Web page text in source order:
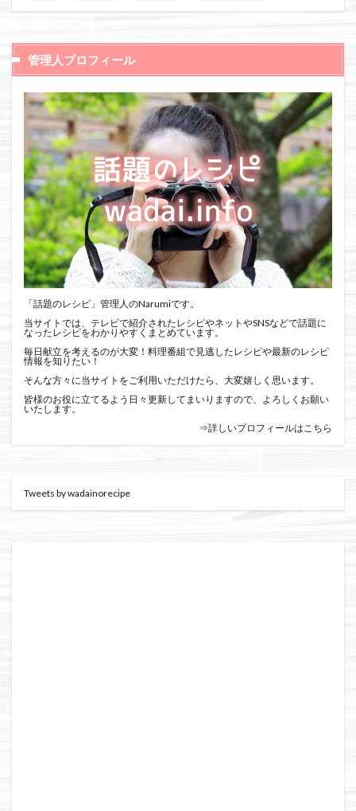
管理人プロフィール
「話題のレシピ」管理人のNarumiです。
当サイトでは、テレビで紹介されたレシピやネットやSNSなどで話題に
なったレシピをわかりやすくまとめています。
毎日献立を考えるのが大変！料理番組で見逃したレシピや最新のレシピ
情報を知りたい！
そんな方々に当サイトをご利用いただけたら、大変嬉しく思います。
皆様のお役に立てるよう日々更新してまいりますので、よろしくお願い
いたします。
⇒詳しいプロフィールはこちら
Tweets by wadainorecipe